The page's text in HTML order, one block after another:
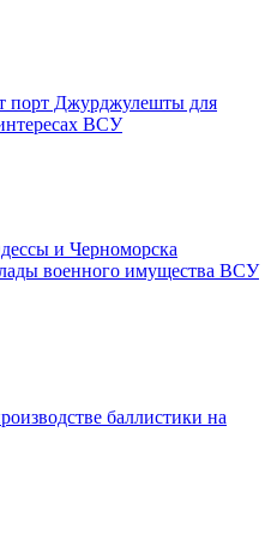
Джурджулешты для
ВСУ
и Черноморска
военного имущества ВСУ
баллистики на